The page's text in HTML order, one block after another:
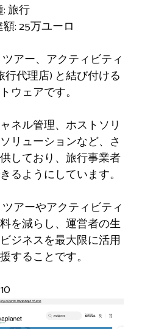
旅行
: 25万ユーロ
アー、アクティビティ
代理店) と結び付ける
ウェアです。
ネル管理、ホストソリ
リューションなど、さ
しており、旅行事業者
るようにしています。
アーやアクティビティ
を減らし、運営者の生
ジネスを最大限に活用
することです。
10